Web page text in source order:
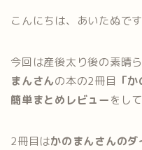
こんにちは、あいたぬで
今回は産後太り後の素晴
まんさんの本の2冊目 「
簡単まとめレビューをし
2冊目はかのまんさんの